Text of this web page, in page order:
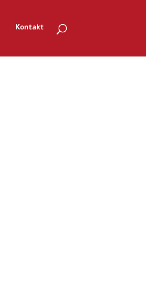
Kontakt